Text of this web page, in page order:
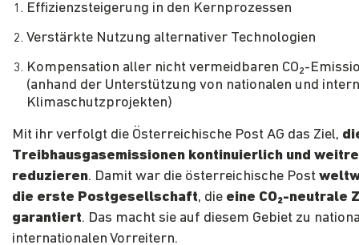
Effizienzsteigerung in den Kernprozessen
Verstärkte Nutzung alternativer Technologien
Kompensation aller nicht vermeidbaren CO₂-
(anhand der Unterstützung von nationalen und
Klimaschutzprojekten)
Mit ihr verfolgt die Österreichische Post AG das Ziel,
Treibhausgasemissionen kontinuierlich und
reduzieren. Damit war die österreichische Post
die erste Postgesellschaft, die eine CO₂-neutrale
garantiert. Das macht sie auf diesem Gebiet zu
internationalen Vorreitern.